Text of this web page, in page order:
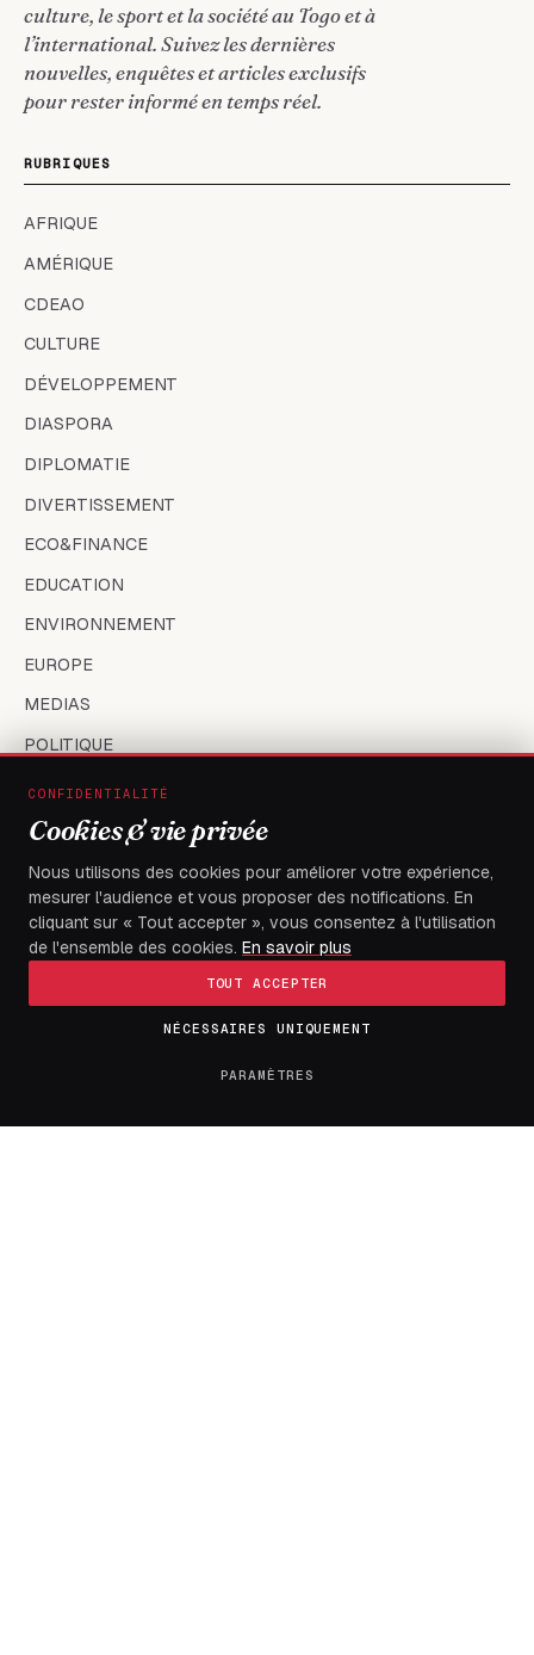
culture, le sport et la société au Togo et à
l’international. Suivez les dernières
nouvelles, enquêtes et articles exclusifs
pour rester informé en temps réel.
RUBRIQUES
AFRIQUE
AMÉRIQUE
CDEAO
CULTURE
DÉVELOPPEMENT
DIASPORA
DIPLOMATIE
DIVERTISSEMENT
ECO&FINANCE
EDUCATION
ENVIRONNEMENT
EUROPE
MEDIAS
POLITIQUE
SANTÉ
SOCIÉTÉ
SPORT
TECH
TOGO
CONFIDENTIALITÉ
Cookies & vie privée
Nous utilisons des cookies pour améliorer votre expérience,
mesurer l'audience et vous proposer des notifications. En
cliquant sur « Tout accepter », vous consentez à l'utilisation
de l'ensemble des cookies. En savoir plus
TOUT ACCEPTER
NÉCESSAIRES UNIQUEMENT
PARAMÈTRES